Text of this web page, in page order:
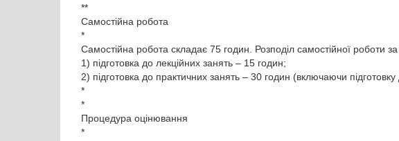
**
Самостійна робота
*
Самостійна робота складає 75 годин. Розподіл самостійної роботи
1) підготовка до лекційних занять – 15 годин;
2) підготовка до практичних занять – 30 годин (включаючи
*
*
Процедура оцінювання
*